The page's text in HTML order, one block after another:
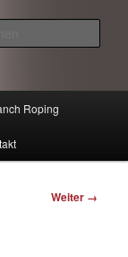
Roping
Weiter →